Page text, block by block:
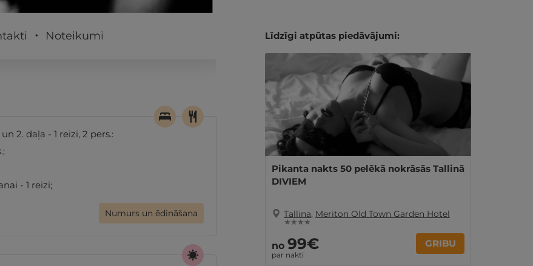
Noteikumi
2. daļa - 1 reizi, 2 pers.:
- 1 reizi;
Numurs un ēdināšana
Līdzīgi atpūtas piedāvājumi:
Pikanta nakts 50 pelēkā nokrāsās Tallinā
DIVIEM
Tallina, Meriton Old Town Garden Hotel
★ ★ ★ ★
no 99€
par nakti
GRIBU